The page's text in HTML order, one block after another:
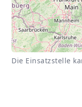
Die Einsatzstelle